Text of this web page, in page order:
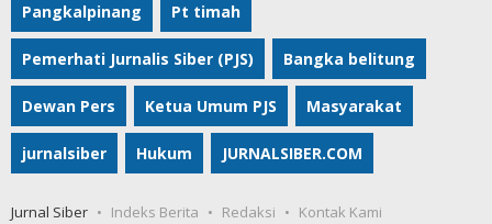
Pangkalpinang Pt timah
Pemerhati Jurnalis Siber (PJS) Bangka belitung
Dewan Pers Ketua Umum PJS Masyarakat
jurnalsiber Hukum JURNALSIBER.COM
Jurnal Siber Indeks Berita Redaksi Kontak Kami